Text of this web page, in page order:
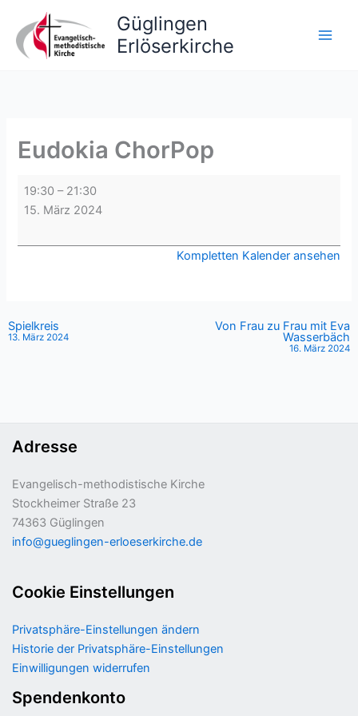
Inhalt
springen
Güglingen
Erlöserkirche
Eudokia ChorPop
Eudokia
ChorPop
19:30 – 21:30
15. März 2024
Kompletten Kalender ansehen
Spielkreis
13. März 2024
Von Frau zu Frau mit Eva
Wasserbäch
16. März 2024
Adresse
Evangelisch-methodistische Kirche
Stockheimer Straße 23
74363 Güglingen
info@gueglingen-erloeserkirche.de
Cookie Einstellungen
Privatsphäre-Einstellungen ändern
Historie der Privatsphäre-Einstellungen
Einwilligungen widerrufen
Spendenkonto